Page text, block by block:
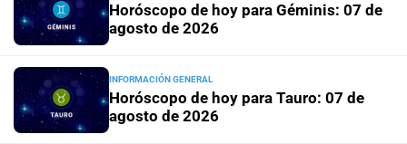
Horóscopo de hoy para Géminis: 07 de
agosto de 2026
INFORMACIÓN GENERAL
Horóscopo de hoy para Tauro: 07 de
agosto de 2026